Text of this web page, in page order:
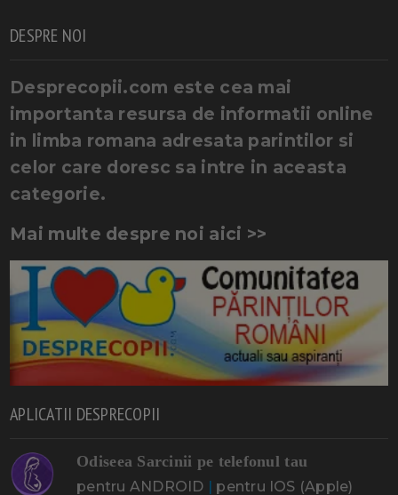
DESPRE NOI
Desprecopii.com este cea mai
importanta resursa de informatii online
in limba romana adresata parintilor si
celor care doresc sa intre in aceasta
categorie.
Mai multe despre noi aici >>
APLICATII DESPRECOPII
Odiseea Sarcinii pe telefonul tau
pentru ANDROID pentru IOS (Apple)